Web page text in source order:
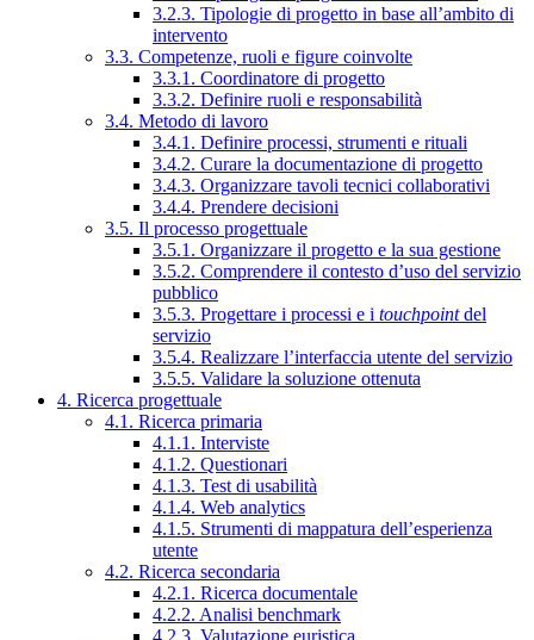
3.2.3. Tipologie di progetto in base all’ambito di
intervento
3.3. Competenze, ruoli e figure coinvolte
3.3.1. Coordinatore di progetto
3.3.2. Definire ruoli e responsabilità
3.4. Metodo di lavoro
3.4.1. Definire processi, strumenti e rituali
3.4.2. Curare la documentazione di progetto
3.4.3. Organizzare tavoli tecnici collaborativi
3.4.4. Prendere decisioni
3.5. Il processo progettuale
3.5.1. Organizzare il progetto e la sua gestione
3.5.2. Comprendere il contesto d’uso del servizio
pubblico
3.5.3. Progettare i processi e i touchpointdel
servizio
3.5.4. Realizzare l’interfaccia utente del servizio
3.5.5. Validare la soluzione ottenuta
4. Ricerca progettuale
4.1. Ricerca primaria
4.1.1. Interviste
4.1.2. Questionari
4.1.3. Test di usabilità
4.1.4. Web analytics
4.1.5. Strumenti di mappatura dell’esperienza
utente
4.2. Ricerca secondaria
4.2.1. Ricerca documentale
4.2.2. Analisi benchmark
4.2.3. Valutazione euristica